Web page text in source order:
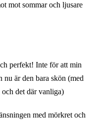
mot sommar och ljusare
perfekt! Inte för att min
är den bara skön (med
det där vanliga)
med mörkret och